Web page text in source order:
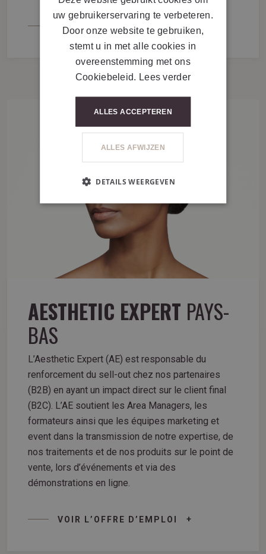
VOIR L’OFFRE D’EMPLOI
AESTHETIC EXPERT PAYS-
BAS
L’Aesthetic Expert (AE) est responsable du
renforcement du sell-out chez nos partenaires
(B2B) en ayant un impact direct sur le client final
(B2C). L’AE soutient les Area Managers, les
formateurs ainsi que les équipes marketing et
event dans la transmission de notre expertise, de
nos traitements et de nos produits sur le point de
vente, lors d’événements et via des
démonstrations en ligne.
VOIR L’OFFRE D’EMPLOI
uw gebruikerservaring te verbeteren.
Door onze website te gebruiken,
stemt u in met alle cookies in
overeenstemming met ons
Cookiebeleid. Lees verder
ALLES ACCEPTEREN
ALLES AFWIJZEN
DETAILS WEERGEVEN